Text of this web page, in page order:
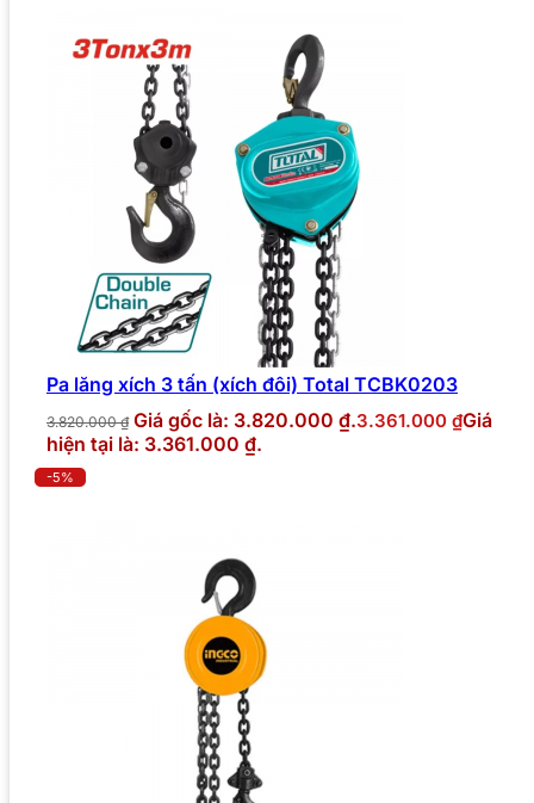
Pa lăng xích 3 tấn (xích đôi) Total TCBK0203
3.820.000₫ Giá gốc là: 3.820.000 ₫.3.361.000 ₫Giá
hiện tại là: 3.361.000 ₫.
-5%